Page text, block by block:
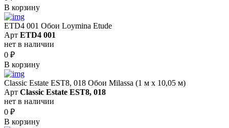
В корзину
ETD4 001 Обои Loymina Etude
Арт ETD4 001
нет в наличии
0 ₽
В корзину
Classic Estate EST8, 018 Обои Milassa (1 м х 10,05 м)
Арт Classic Estate EST8, 018
нет в наличии
0 ₽
В корзину